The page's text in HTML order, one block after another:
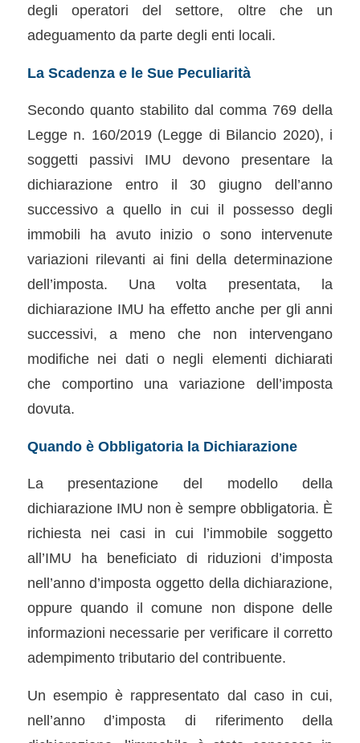
degli operatori del settore, oltre che un
adeguamento da parte degli enti locali.
La Scadenza e le Sue Peculiarità
Secondo quanto stabilito dal comma 769 della
Legge n. 160/2019 (Legge di Bilancio 2020), i
soggetti passivi IMU devono presentare la
dichiarazione entro il 30 giugno dell’anno
successivo a quello in cui il possesso degli
immobili ha avuto inizio o sono intervenute
variazioni rilevanti ai fini della determinazione
dell’imposta. Una volta presentata, la
dichiarazione IMU ha effetto anche per gli anni
successivi, a meno che non intervengano
modifiche nei dati o negli elementi dichiarati
che comportino una variazione dell’imposta
dovuta.
Quando è Obbligatoria la Dichiarazione
La presentazione del modello della
dichiarazione IMU non è sempre obbligatoria. È
richiesta nei casi in cui l’immobile soggetto
all’IMU ha beneficiato di riduzioni d’imposta
nell’anno d’imposta oggetto della dichiarazione,
oppure quando il comune non dispone delle
informazioni necessarie per verificare il corretto
adempimento tributario del contribuente.
Un esempio è rappresentato dal caso in cui,
nell’anno d’imposta di riferimento della